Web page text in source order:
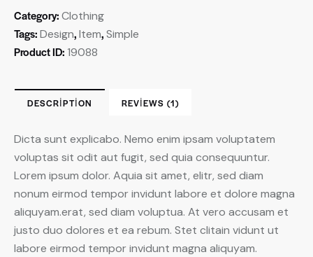
Category:Clothing
Tags:Design,Item,Simple
Product ID:19088
DESCRIPTION REVIEWS (1)
Dicta sunt explicabo. Nemo enim ipsam voluptatem
voluptas sit odit aut fugit, sed quia consequuntur.
Lorem ipsum dolor. Aquia sit amet, elitr, sed diam
nonum eirmod tempor invidunt labore et dolore magna
aliquyam.erat, sed diam voluptua. At vero accusam et
justo duo dolores et ea rebum. Stet clitain vidunt ut
labore eirmod tempor invidunt magna aliquyam.